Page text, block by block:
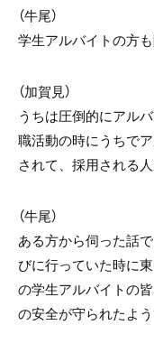
（牛尾）
学生アルバイトの方
（加賀見）
うちは圧倒的にアル
職活動の時にうちで
されて、採用される
（牛尾）
ある方から伺った話
びに行っていた時に
の学生アルバイトの
の安全が守られたよう